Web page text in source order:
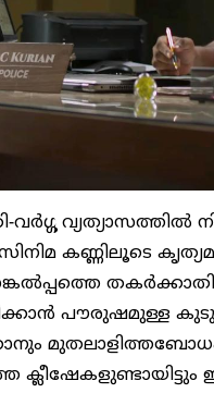
വ്യത്യാസത്തിൽ
കണ്ണിലൂടെ
പൗരുഷമുള്ള